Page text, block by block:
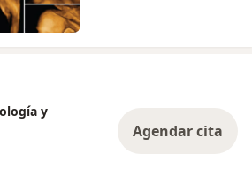
y
Agendar cita